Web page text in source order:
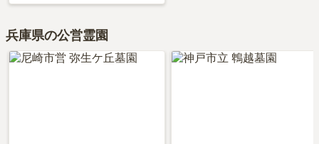
兵庫県の公営霊園